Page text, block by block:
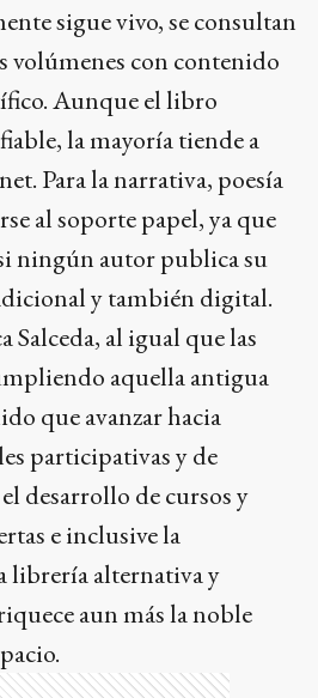
sigue vivo, se consultan
volúmenes con contenido
Aunque el libro
la mayoría tiende a
Para la narrativa, poesía
al soporte papel, ya que
ningún autor publica su
y también digital.
Salceda, al igual que las
aquella antigua
que avanzar hacia
participativas y de
desarrollo de cursos y
e inclusive la
librería alternativa y
aun más la noble